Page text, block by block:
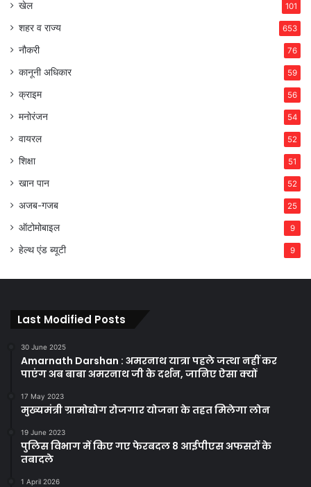
खेल 101
शहर व राज्य 653
नौकरी 76
कानूनी अधिकार 59
क्राइम 56
मनोरंजन 54
वायरल 52
शिक्षा 51
खान पान 52
अजब-गजब 25
ऑटोमोबाइल 9
हेल्थ एंड ब्यूटी 9
Last Modified Posts
30 June 2025
Amarnath Darshan : अमरनाथ यात्रा पहले जत्था नहीं कर
पाएंग अब बाबा अमरनाथ जी के दर्शन, जानिए ऐसा क्यों
17 May 2023
मुख्यमंत्री ग्रामोद्योग रोजगार योजना के तहत मिलेगा लोन
19 June 2023
पुलिस विभाग में किए गए फेरबदल 8 आईपीएस अफसरों के
तबादले
1 April 2026